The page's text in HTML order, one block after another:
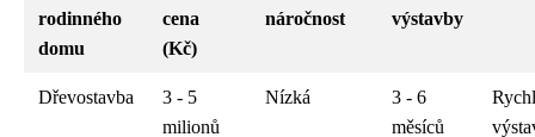
rodinného
domu
cena
(Kč)
náročnost
výstavby
Dřevostavba
3 - 5
milionů
Nízká
3 - 6
měsíců